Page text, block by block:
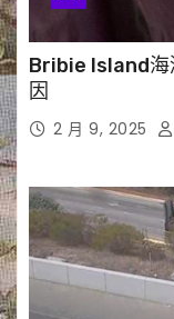
Bribie Island海
因
2 月 9, 2025